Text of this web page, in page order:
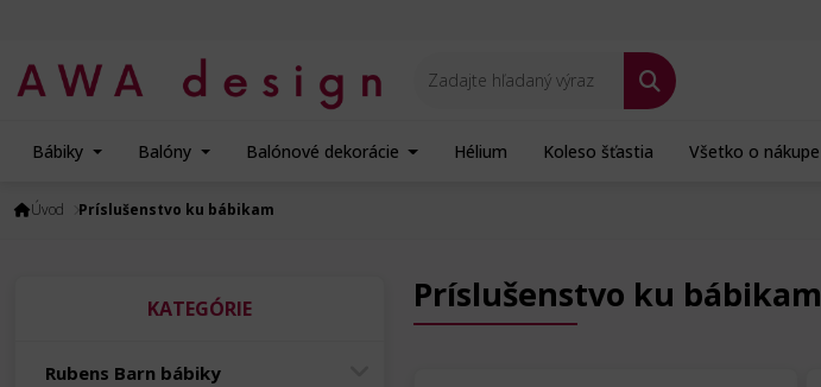
Bábiky Balóny Balónové dekorácie Hélium Koleso šťastia Všetko o nákupe
Úvod Príslušenstvo ku bábikam
KATEGÓRIE
Rubens Barn bábiky
Príslušenstvo ku bábikam